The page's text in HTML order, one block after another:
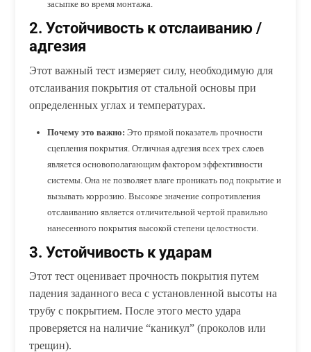
засыпке во время монтажа.
2. Устойчивость к отслаиванию /
адгезия
Этот важный тест измеряет силу, необходимую для
отслаивания покрытия от стальной основы при
определенных углах и температурах.
Почему это важно: Это прямой показатель прочности
сцепления покрытия. Отличная адгезия всех трех слоев
является основополагающим фактором эффективности
системы. Она не позволяет влаге проникать под покрытие и
вызывать коррозию. Высокое значение сопротивления
отслаиванию является отличительной чертой правильно
нанесенного покрытия высокой степени целостности.
3. Устойчивость к ударам
Этот тест оценивает прочность покрытия путем
падения заданного веса с установленной высоты на
трубу с покрытием. После этого место удара
проверяется на наличие “каникул” (проколов или
трещин).